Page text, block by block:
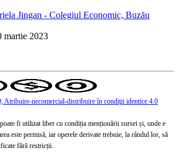
Jingan - Colegiul Economic, Buzău
martie 2023
Atribuire-necomercial-distribuire în condiţii identice 4.0
fi utilizat liber cu condiția menționării sursei și, unde e
este permisă, iar operele derivate trebuie, la rândul lor, să
fără restricții.